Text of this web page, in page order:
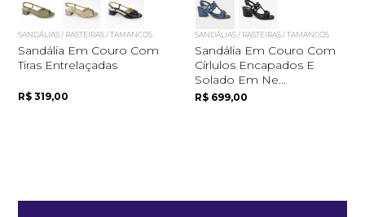
Quero me cadastrar
SANDÁLIAS / RASTEIRAS / TAMANCOS
Sandália Em Couro Com
Tiras Entrelaçadas
R$ 319,00
SANDÁLIAS / RASTEIRAS / TAMANCOS
Sandália Em Couro Com
Círlulos Encapados E
Solado Em Ne...
R$ 699,00